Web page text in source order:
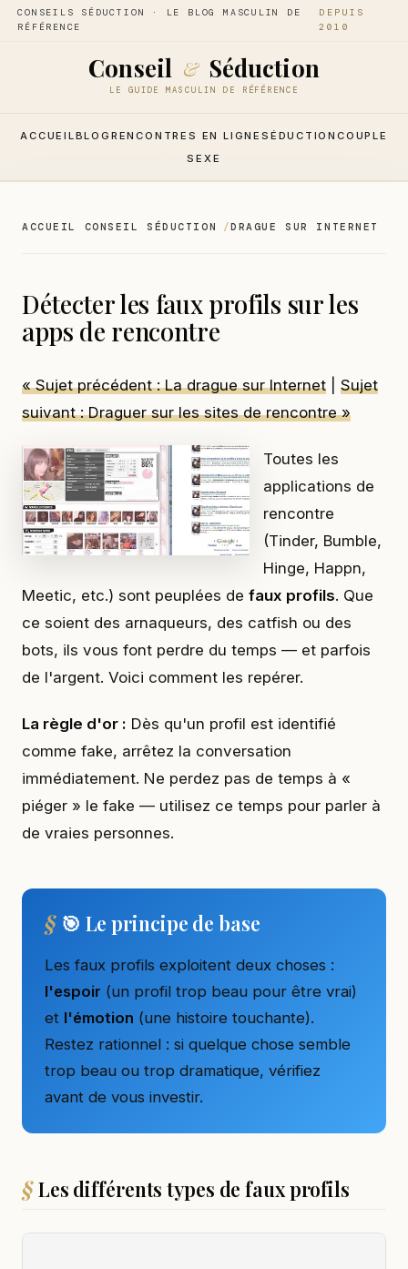
CONSEILS SÉDUCTION · LE BLOG MASCULIN DE
RÉFÉRENCE
DEPUIS
2010
Conseil & Séduction
LE GUIDE MASCULIN DE RÉFÉRENCE
ACCUEIL BLOG RENCONTRES EN LIGNE SÉDUCTIONCOUPLE
SEXE
ACCUEIL CONSEIL SÉDUCTION DRAGUE SUR INTERNET
Détecter les faux profils sur les
apps de rencontre
« Sujet précédent : La drague sur Internet
Sujet
suivant : Draguer sur les sites de rencontre »
Toutes les
applications de
rencontre
(Tinder, Bumble,
Hinge, Happn,
Meetic, etc.) sont peuplées de faux profils. Que
ce soient des arnaqueurs, des catfish ou des
bots, ils vous font perdre du temps — et parfois
de l'argent. Voici comment les repérer.
La règle d'or : Dès qu'un profil est identifié
comme fake, arrêtez la conversation
immédiatement. Ne perdez pas de temps à «
piéger » le fake — utilisez ce temps pour parler à
de vraies personnes.
🎯 Le principe de base
Les faux profils exploitent deux choses :
l'espoir (un profil trop beau pour être vrai)
et l'émotion (une histoire touchante).
Restez rationnel : si quelque chose semble
trop beau ou trop dramatique, vérifiez
avant de vous investir.
Les différents types de faux profils